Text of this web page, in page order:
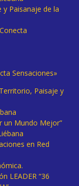
y Paisanaje de la
Sensaciones»
Paisaje y
un Mundo Mejor”
en Red
LEADER “36